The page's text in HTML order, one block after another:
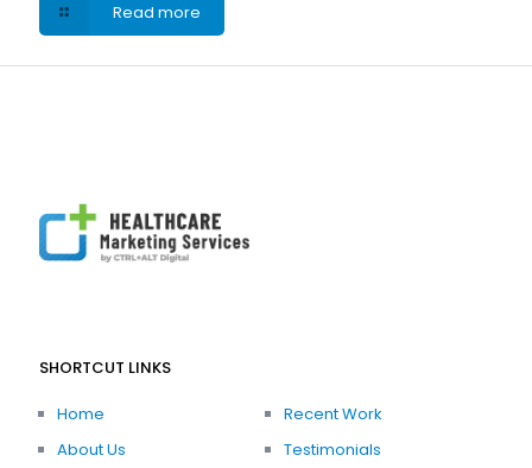
Read more
SHORTCUT LINKS
Home
About Us
Recent Work
Testimonials